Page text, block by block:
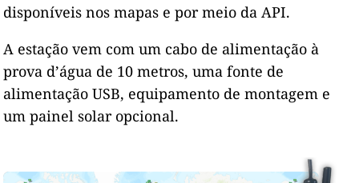
disponíveis nos mapas e por meio da API.
A estação vem com um cabo de alimentação à
prova d’água de 10 metros, uma fonte de
alimentação USB, equipamento de montagem e
um painel solar opcional.